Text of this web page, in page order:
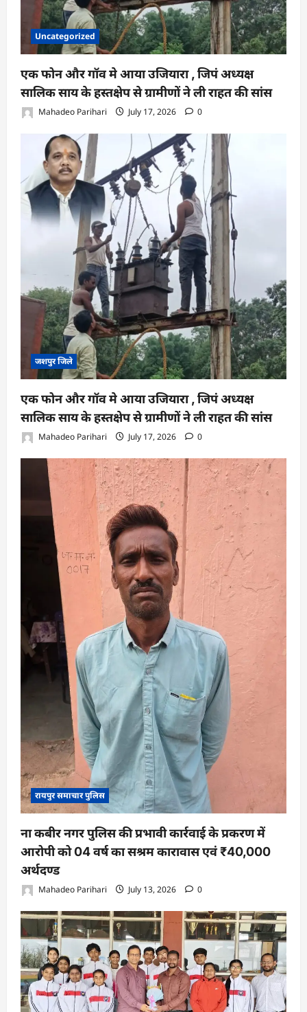
Uncategorized
एक फोन और गॉव मे आया उजियारा , जिपं अध्यक्ष
सालिक साय के हस्तक्षेप से ग्रामीणों ने ली राहत की सांस
Mahadeo Parihari July 17, 2026 0
जशपुर जिले
एक फोन और गॉव मे आया उजियारा , जिपं अध्यक्ष
सालिक साय के हस्तक्षेप से ग्रामीणों ने ली राहत की सांस
Mahadeo Parihari July 17, 2026 0
रायपुर समाचार पुलिस
ना कबीर नगर पुलिस की प्रभावी कार्रवाई के प्रकरण में
आरोपी को 04 वर्ष का सश्रम कारावास एवं ₹40,000
अर्थदण्ड
Mahadeo Parihari July 13, 2026 0